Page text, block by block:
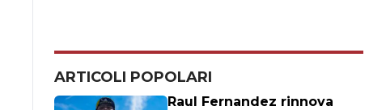
ARTICOLI POPOLARI
Raul Fernandez rinnova